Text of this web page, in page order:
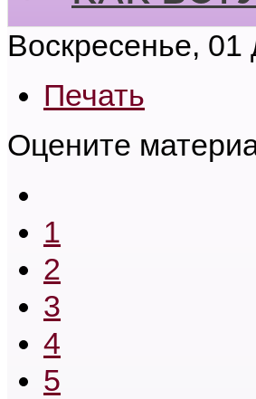
Воскресенье,
Печать
Оцените
1
2
3
4
5